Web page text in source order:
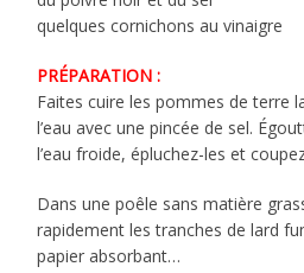
quelques cornichons au vinaigre
PRÉPARATION :
Faites cuire les pommes de terre
l’eau avec une pincée de sel.
l’eau froide, épluchez-les et
Dans une poêle sans matière
rapidement les tranches de lard
papier absorbant…